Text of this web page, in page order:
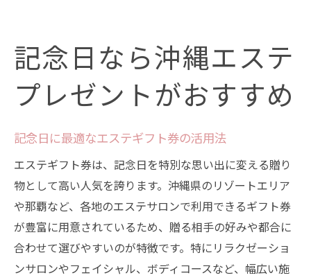
記念日なら沖縄エステ
プレゼントがおすすめ
記念日に最適なエステギフト券の活用法
エステギフト券は、記念日を特別な思い出に変える贈り
物として高い人気を誇ります。沖縄県のリゾートエリア
や那覇など、各地のエステサロンで利用できるギフト券
が豊富に用意されているため、贈る相手の好みや都合に
合わせて選びやすいのが特徴です。特にリラクゼーショ
ンサロンやフェイシャル、ボディコースなど、幅広い施